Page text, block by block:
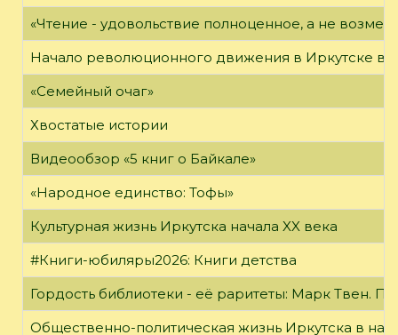
«Чтение - удовольствие полноценное, а не
Начало революционного движения в Иркутске в
«Семейный очаг»
Хвостатые истории
Видеообзор «5 книг о Байкале»
«Народное единство: Тофы»
Культурная жизнь Иркутска начала XX века
#Книги-юбиляры2026: Книги детства
Гордость библиотеки - её раритеты: Марк Твен.
Общественно-политическая жизнь Иркутска в